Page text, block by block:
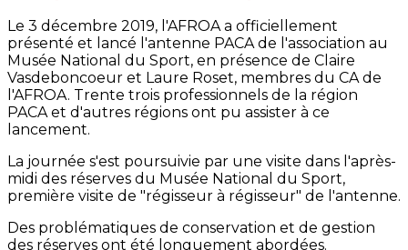
Le 3 décembre 2019, l'AFROA a officiellement
présenté et lancé l'antenne PACA de l'association au
Musée National du Sport, en présence de Claire
Vasdeboncoeur et Laure Roset, membres du CA de
l'AFROA. Trente trois professionnels de la région
PACA et d'autres régions ont pu assister à ce
lancement.
La journée s'est poursuivie par une visite dans l'après-
midi des réserves du Musée National du Sport,
première visite de "régisseur à régisseur" de l'antenne.
Des problématiques de conservation et de gestion
des réserves ont été longuement abordées.